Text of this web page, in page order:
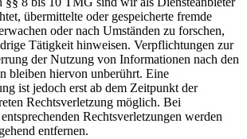
übermittelte oder gespeicherte fremde
oder nach Umständen zu forschen,
Tätigkeit hinweisen. Verpflichtungen zur
der Nutzung von Informationen nach den
bleiben hiervon unberührt. Eine
ist jedoch erst ab dem Zeitpunkt der
Rechtsverletzung möglich. Bei
Rechtsverletzungen werden
entfernen.